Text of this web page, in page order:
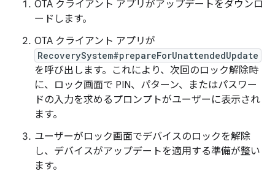
OTA クライアント アプリがアップデートをダウンロ
ードします。
OTA クライアント アプリが
RecoverySystem#prepareForUnattendedUpdate
を呼び出します。これにより、次回のロック解除時
に、ロック画面で PIN、パターン、またはパスワー
ドの入力を求めるプロンプトがユーザーに表示され
ます。
ユーザーがロック画面でデバイスのロックを解除
し、デバイスがアップデートを適用する準備が整い
ます。